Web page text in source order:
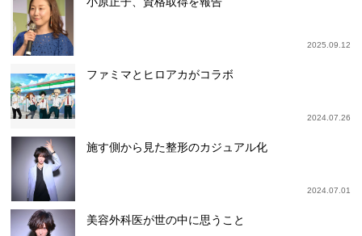
2025.09.12
ファミマとヒロアカがコラボ
2024.07.26
施す側から見た整形のカジュアル化
2024.07.01
美容外科医が世の中に思うこと